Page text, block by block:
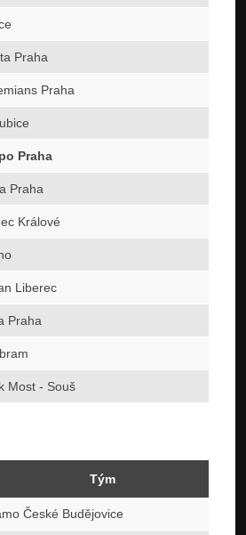
Praha
Praha
Praha
Praha
Králové
Liberec
Praha
Most - Souš
Tým
České Budějovice